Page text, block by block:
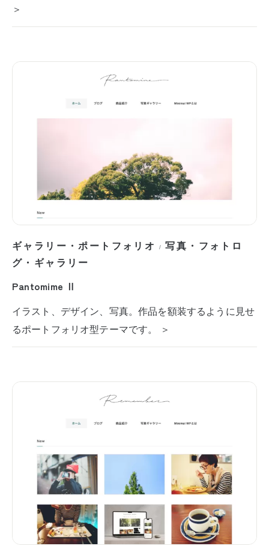
＞
ギャラリー・ポートフォリオ /写真・フォトロ
グ・ギャラリー
Pantomime Ⅱ
イラスト、デザイン、写真。作品を額装するように見せ
るポートフォリオ型テーマです。 ＞